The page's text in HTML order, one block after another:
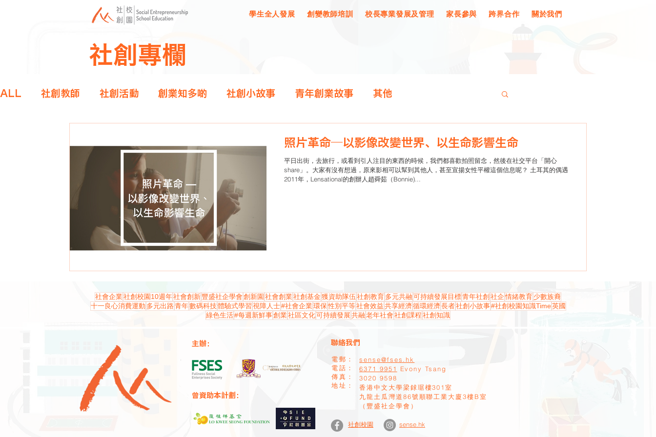
學生全人發展 創變教師培訓 校長專業發展及管理 家長參與 跨界合作 關於我們
社創專欄
ALL 社創教師 社創活動 創業知多啲 社創小故事 青年創業故事 其他
照片革命—以影像改變世界、以生命影響生命
平日出街，去旅行，或看到引人注目的東西的時候，我們都喜歡拍照留念，然後在社交平台「開心
share」。大家有沒有想過，原來影相可以幫到其他人，甚至宣揚女性平權這個信息呢？ 土耳其的偶遇
2011年，Lensational的創辦人趙舜茹（Bonnie)...
社會企業社創校園10週年社會創新豐盛社企學會創新園 社會創業社創基金獲資助隊伍社創教育多元共融可持續發展目標青年社創 社企情緒教育少數族裔
十一良心消費運動 多元出路青年數碼科技體驗式學習視障人士#社會企業環保性別平等社會效益共享經濟循環經濟長者社創小故事#社創校園知識Time英國
綠色生活#每週新鮮事創業社區文化可持續發展共融老年社會社創課程社創知識
主辦：
曾資助本計劃：
聯絡我們
電郵：
​電話：
​傳真：
地址：
sense@fses.hk
6371 9951
Evony Tsang
​3020 9598
香港中文大學梁銶琚樓301室
九龍土瓜灣道86號順聯工業大廈3樓B室
（豐盛社企學會）
社創校園 sense.hk